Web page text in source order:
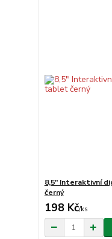
8,5" Interaktivní
černý
198 Kč/ks